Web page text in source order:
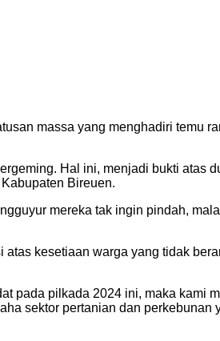
massa yang menghadiri temu
Hal ini, menjadi bukti atas
Bireuen.
mereka tak ingin pindah,
kesetiaan warga yang tidak
pada pilkada 2024 ini, maka kami
sektor pertanian dan perkebunan